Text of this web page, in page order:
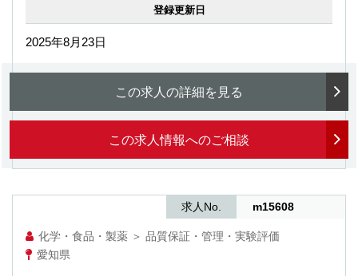
登録更新日
2025年8月23日
この求人の詳細を見る
この求人情報へのご相談
化学・食品・製薬 ＞ 品質保証・管理・実験評価
愛知県
求人No. m15608